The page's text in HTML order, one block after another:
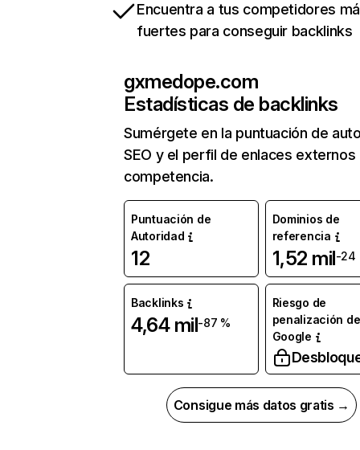
Encuentra a tus competidores
fuertes para conseguir backlinks
gxmedope.com
Estadísticas de backlinks
Sumérgete en la puntuación de
SEO y el perfil de enlaces externos
competencia.
Puntuación de
Autoridad
12
Dominios de
referencia
1,52 mil-24
Backlinks
4,64 mil-87 %
Riesgo de
penalización de
Google
Consigue más datos gratis →